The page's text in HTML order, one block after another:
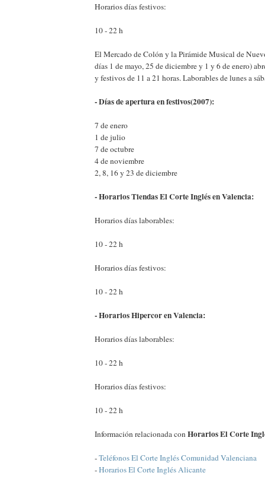
Horarios días festivos:
10 - 22 h
El Mercado de Colón y la Pirámide Musical de
días 1 de mayo, 25 de diciembre y 1 y 6 de enero)
y festivos de 11 a 21 horas. Laborables de lunes a
- Días de apertura en festivos(2007):
7 de enero
1 de julio
7 de octubre
4 de noviembre
2, 8, 16 y 23 de diciembre
- Horarios Tiendas El Corte Inglés en Valencia:
Horarios días laborables:
10 - 22 h
Horarios días festivos:
10 - 22 h
- Horarios Hipercor en Valencia:
Horarios días laborables:
10 - 22 h
Horarios días festivos:
10 - 22 h
Información relacionada con Horarios El Corte
-Teléfonos El Corte Inglés Comunidad Valenciana
-Horarios El Corte Inglés Alicante